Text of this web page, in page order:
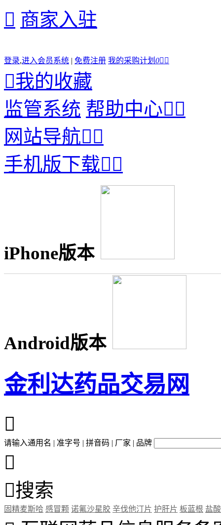
 商家入驻
登录,进入会员系统 | 免费注册 我的采购计划 0 
我的收藏
监管系统 帮助中心
网站导航
手机版下载
iPhone版本
Android版本
金利达药品交易网

请输入通用名 | 准字号 | 拼音码 | 厂家 | 品牌

搜索
固精麦斯哈 感冒颗 诺氟沙星胶 辛伐他汀片 护肝片 板蓝根 盐